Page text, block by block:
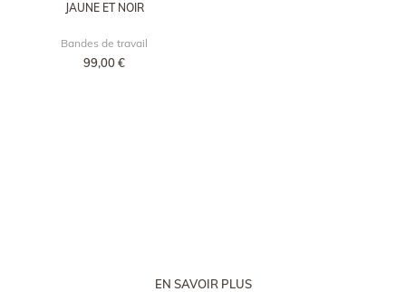
JAUNE ET NOIR
Bandes de travail
99,00 €
EN SAVOIR PLUS